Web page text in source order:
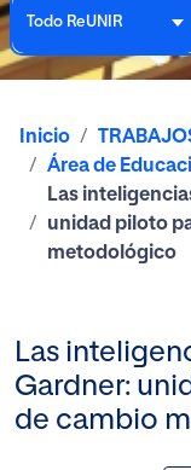
Todo ReUNIR
Inicio
Área de
Las
unidad piloto
metodológico
Las
Gardner:
de cambio